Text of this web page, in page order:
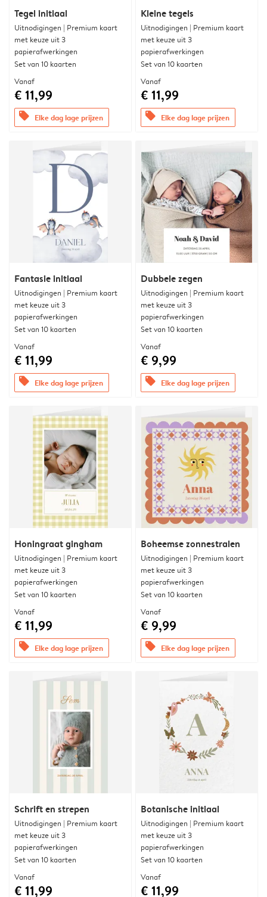
Tegel initiaal
Uitnodigingen | Premium kaart
met keuze uit 3
papierafwerkingen
Set van 10 kaarten
Vanaf
€ 11,99
offers Elke dag lage prijzen
Kleine tegels
Uitnodigingen | Premium kaart
met keuze uit 3
papierafwerkingen
Set van 10 kaarten
Vanaf
€ 11,99
offers Elke dag lage prijzen
Fantasie initiaal
Uitnodigingen | Premium kaart
met keuze uit 3
papierafwerkingen
Set van 10 kaarten
Vanaf
€ 11,99
offers Elke dag lage prijzen
Dubbele zegen
Uitnodigingen | Premium kaart
met keuze uit 3
papierafwerkingen
Set van 10 kaarten
Vanaf
€ 9,99
offers Elke dag lage prijzen
Honingraat gingham
Uitnodigingen | Premium kaart
met keuze uit 3
papierafwerkingen
Set van 10 kaarten
Vanaf
€ 11,99
offers Elke dag lage prijzen
Boheemse zonnestralen
Uitnodigingen | Premium kaart
met keuze uit 3
papierafwerkingen
Set van 10 kaarten
Vanaf
€ 9,99
offers Elke dag lage prijzen
Schrift en strepen
Uitnodigingen | Premium kaart
met keuze uit 3
papierafwerkingen
Set van 10 kaarten
Vanaf
€ 11,99
Botanische initiaal
Uitnodigingen | Premium kaart
met keuze uit 3
papierafwerkingen
Set van 10 kaarten
Vanaf
€ 11,99